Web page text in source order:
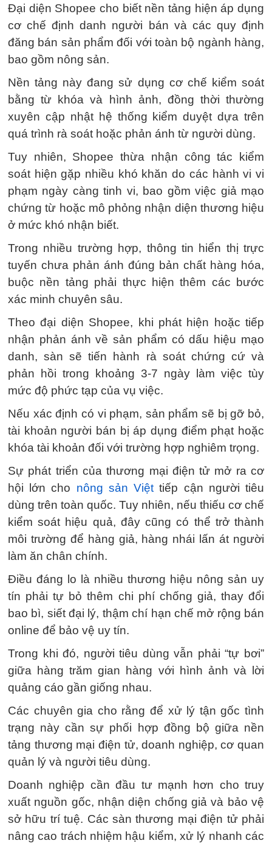
Đại diện Shopee cho biết nền tảng hiện áp dụng
cơ chế định danh người bán và các quy định
đăng bán sản phẩm đối với toàn bộ ngành hàng,
bao gồm nông sản.
Nền tảng này đang sử dụng cơ chế kiểm soát
bằng từ khóa và hình ảnh, đồng thời thường
xuyên cập nhật hệ thống kiểm duyệt dựa trên
quá trình rà soát hoặc phản ánh từ người dùng.
Tuy nhiên, Shopee thừa nhận công tác kiểm
soát hiện gặp nhiều khó khăn do các hành vi vi
phạm ngày càng tinh vi, bao gồm việc giả mạo
chứng từ hoặc mô phỏng nhận diện thương hiệu
ở mức khó nhận biết.
Trong nhiều trường hợp, thông tin hiển thị trực
tuyến chưa phản ánh đúng bản chất hàng hóa,
buộc nền tảng phải thực hiện thêm các bước
xác minh chuyên sâu.
Theo đại diện Shopee, khi phát hiện hoặc tiếp
nhận phản ánh về sản phẩm có dấu hiệu mạo
danh, sàn sẽ tiến hành rà soát chứng cứ và
phản hồi trong khoảng 3-7 ngày làm việc tùy
mức độ phức tạp của vụ việc.
Nếu xác định có vi phạm, sản phẩm sẽ bị gỡ bỏ,
tài khoản người bán bị áp dụng điểm phạt hoặc
khóa tài khoản đối với trường hợp nghiêm trọng.
Sự phát triển của thương mại điện tử mở ra cơ
hội lớn cho nông sản Việt tiếp cận người tiêu
dùng trên toàn quốc. Tuy nhiên, nếu thiếu cơ chế
kiểm soát hiệu quả, đây cũng có thể trở thành
môi trường để hàng giả, hàng nhái lấn át người
làm ăn chân chính.
Điều đáng lo là nhiều thương hiệu nông sản uy
tín phải tự bỏ thêm chi phí chống giả, thay đổi
bao bì, siết đại lý, thậm chí hạn chế mở rộng bán
online để bảo vệ uy tín.
Trong khi đó, người tiêu dùng vẫn phải “tự bơi”
giữa hàng trăm gian hàng với hình ảnh và lời
quảng cáo gần giống nhau.
Các chuyên gia cho rằng để xử lý tận gốc tình
trạng này cần sự phối hợp đồng bộ giữa nền
tảng thương mại điện tử, doanh nghiệp, cơ quan
quản lý và người tiêu dùng.
Doanh nghiệp cần đầu tư mạnh hơn cho truy
xuất nguồn gốc, nhận diện chống giả và bảo vệ
sở hữu trí tuệ. Các sàn thương mại điện tử phải
nâng cao trách nhiệm hậu kiểm, xử lý nhanh các